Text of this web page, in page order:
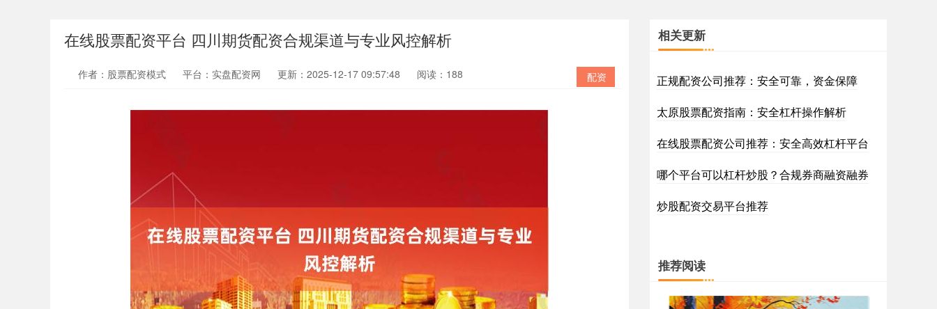
在线股票配资平台 四川期货配资合规渠道与专业风控解析
配资
作者：股票配资模式 平台：实盘配资网 更新：2025-12-17 09:57:48 阅读：188
相关更新
正规配资公司推荐：安全可靠，资金保障
太原股票配资指南：安全杠杆操作解析
在线股票配资公司推荐：安全高效杠杆平台
哪个平台可以杠杆炒股？合规券商融资融券
炒股配资交易平台推荐
推荐阅读